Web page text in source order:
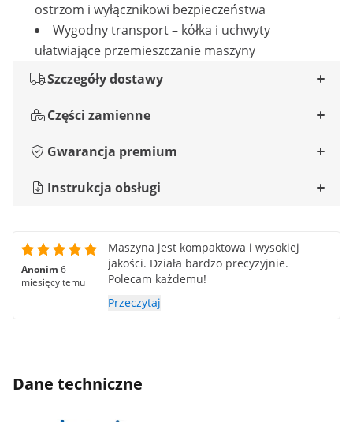
ostrzom i wyłącznikowi bezpieczeństwa
Wygodny transport – kółka i uchwyty
ułatwiające przemieszczanie maszyny
Szczegóły dostawy
Części zamienne
Gwarancja premium
Instrukcja obsługi
Anonim 6
miesięcy temu
Maszyna jest kompaktowa i wysokiej
jakości. Działa bardzo precyzyjnie.
Polecam każdemu!
Przeczytaj
Dane techniczne